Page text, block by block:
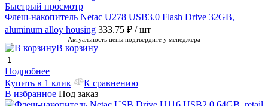
Быстрый просмотр
Флеш-накопитель Netac U278 USB3.0 Flash Drive 32GB,
aluminum alloy housing 333.75 ₽ / шт
Актуальность цены подтвердите у менеджера
В корзину
Подробнее
Купить в 1 клик
К сравнению
В избранное Под заказ